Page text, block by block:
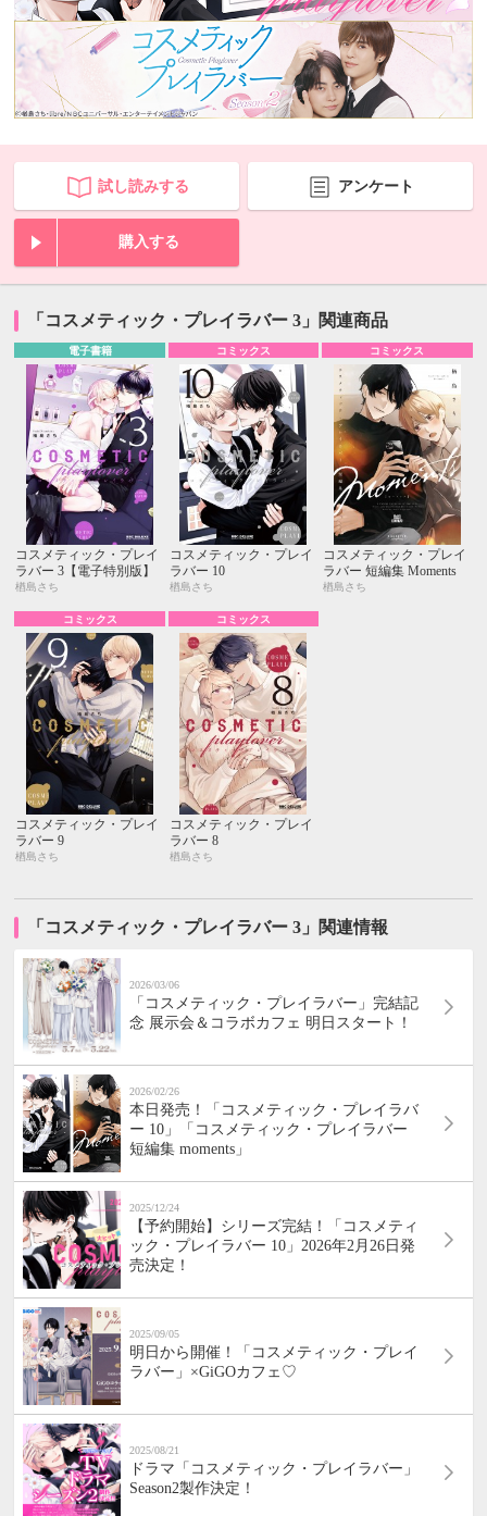
試し読みする アンケート
購入する
「コスメティック・プレイラバー 3」関連商品
電子書籍
コスメティック・プレイ
ラバー 3【電子特別版】
楢島さち
コミックス
コスメティック・プレイ
ラバー 10
楢島さち
コミックス
コスメティック・プレイ
ラバー 短編集 Moments
楢島さち
コミックス
コスメティック・プレイ
ラバー 9
楢島さち
コミックス
コスメティック・プレイ
ラバー 8
楢島さち
「コスメティック・プレイラバー 3」関連情報
2026/03/06
「コスメティック・プレイラバー」完結記
念 展示会＆コラボカフェ 明日スタート！
2026/02/26
本日発売！「コスメティック・プレイラバ
ー 10」「コスメティック・プレイラバー
短編集 moments」
2025/12/24
【予約開始】シリーズ完結！「コスメティ
ック・プレイラバー 10」2026年2月26日発
売決定！
2025/09/05
明日から開催！「コスメティック・プレイ
ラバー」×GiGOカフェ♡
2025/08/21
ドラマ「コスメティック・プレイラバー」
Season2製作決定！